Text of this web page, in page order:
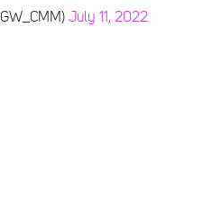
July 11, 2022